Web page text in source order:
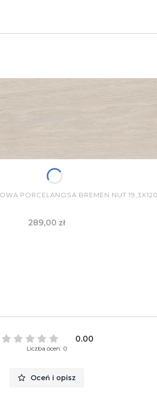
PORCELANOSA BREMEN NUT
Cena
289,00 zł
0.00
Liczba ocen: 0
Oceń i opisz